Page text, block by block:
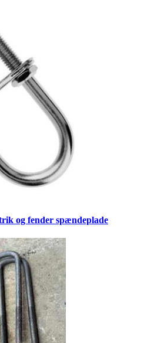
og fender spændeplade